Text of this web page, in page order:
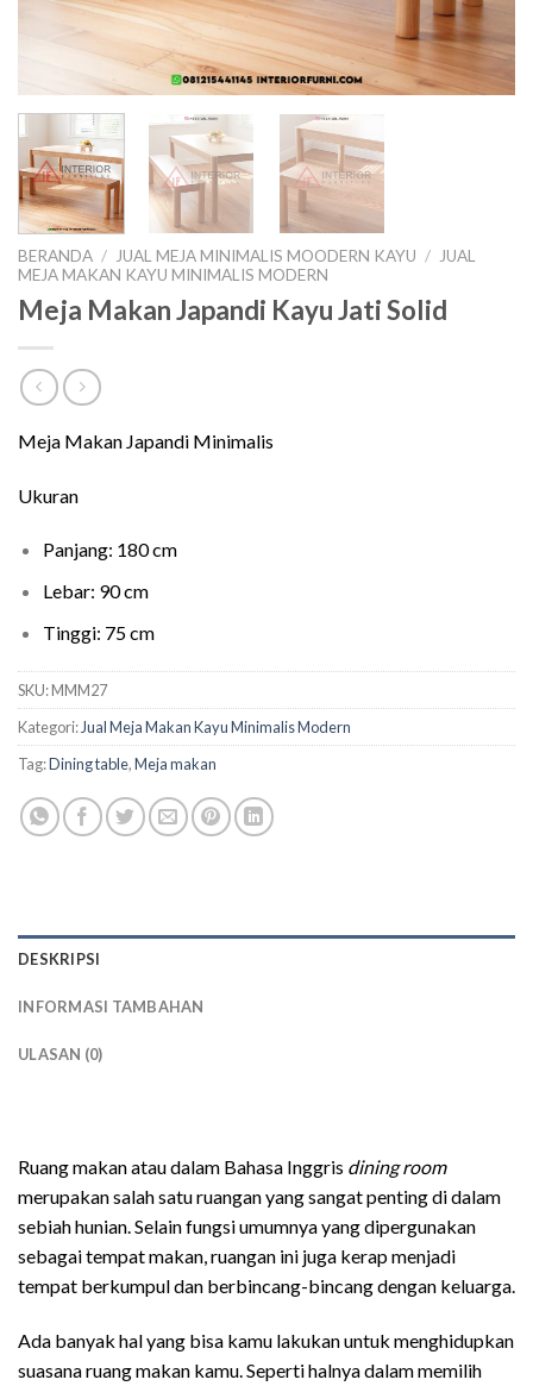
BERANDA / JUAL MEJA MINIMALIS MOODERN KAYU / JUAL
MEJA MAKAN KAYU MINIMALIS MODERN
Meja Makan Japandi Kayu Jati Solid
Meja Makan Japandi Minimalis
Ukuran
Panjang: 180 cm
Lebar: 90 cm
Tinggi: 75 cm
SKU:MMM27
Kategori:Jual Meja Makan Kayu Minimalis Modern
Tag:Dining table,Meja makan
DESKRIPSI
INFORMASI TAMBAHAN
ULASAN (0)
Ruang makan atau dalam Bahasa Inggris dining room
merupakan salah satu ruangan yang sangat penting di dalam
sebiah hunian. Selain fungsi umumnya yang dipergunakan
sebagai tempat makan, ruangan ini juga kerap menjadi
tempat berkumpul dan berbincang-bincang dengan keluarga.
Ada banyak hal yang bisa kamu lakukan untuk menghidupkan
suasana ruang makan kamu. Seperti halnya dalam memilih